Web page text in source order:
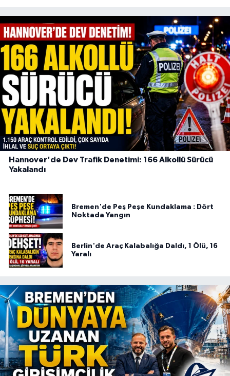
Hannover'de Dev Trafik Denetimi: 166 Alkollü Sürücü
Yakalandı
Bremen'de Peş Peşe Kundaklama : Dört
Noktada Yangın
Berlin'de Araç Kalabalığa Daldı, 1 Ölü, 16
Yaralı